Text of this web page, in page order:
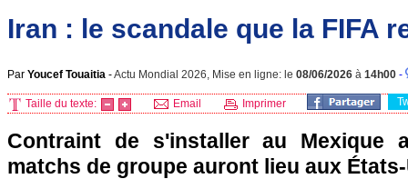
Iran : le scandale que la FIFA
Par Youcef Touaitia -Actu Mondial 2026, Mise en ligne: le 08/06/2026 à 14h00 -
Taille du texte: Email Imprimer
Contraint de s'installer au Mexique
matchs de groupe auront lieu aux